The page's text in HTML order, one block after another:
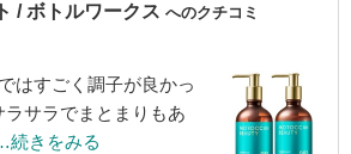
/ ボトルワークス へのクチコミ
はすごく調子が良かっ
サラでまとまりもあ
続きをみる